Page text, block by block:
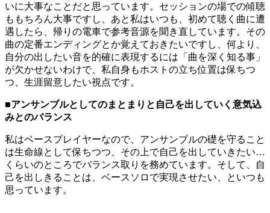
いに大事なことだと思っています。セッションの場での傾聴
ももちろん大事ですし、あと私はいつも、初めて聴く曲に遭
遇したら、帰りの電車で参考音源を聞き直しています。その
曲の定番エンディングとか覚えておきたいですし、何より、
自分の出したい音を的確に表現するには「曲を深く知る事」
が欠かせないわけで、私自身もホストの立ち位置は保ちつ
つ、生涯留意したい視点です。
■アンサンブルとしてのまとまりと自己を出していく意気込
みとのバランス
私はベースプレイヤーなので、アンサンブルの礎を守ること
は生命線として保ちつつ、その上で自己を出していきたい…
くらいのところでバランス取りを務めています。そして、自
己を出しきることは、ベースソロで実現させたい、といつも
思っています。